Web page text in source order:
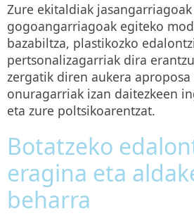
Zure ekitaldiak
gogoangarriagoak egiteko
bazabiltza, plastikozko
pertsonalizagarriak dira
zergatik diren aukera
onuragarriak izan daitezkeen
eta zure poltsikoarentzat.
Botatzeko
eragina eta
beharra